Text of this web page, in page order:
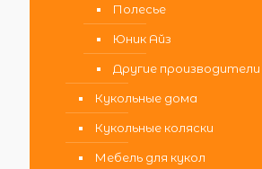
Полесье
Юник Айз
Другие производители
Кукольные дома
Кукольные коляски
Мебель для кукол